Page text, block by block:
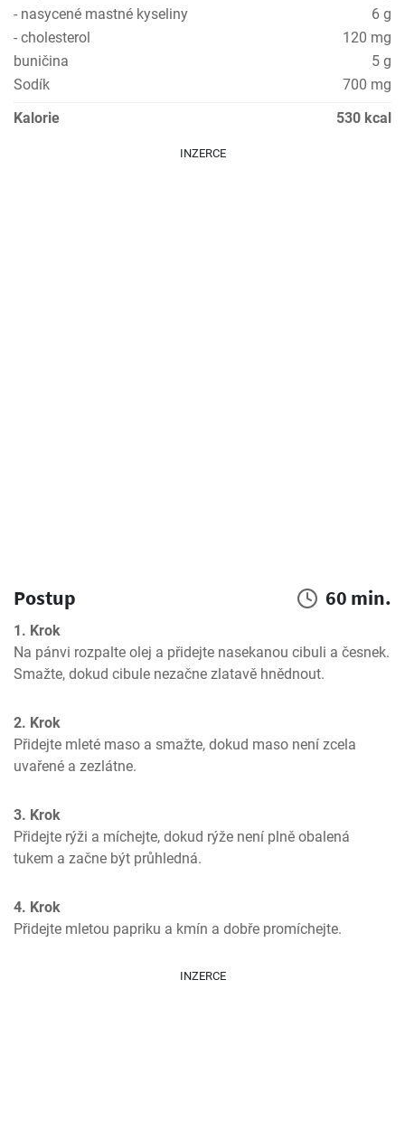
- nasycené mastné kyseliny
6 g
- cholesterol
120 mg
buničina
5 g
Sodík
700 mg
Kalorie
530 kcal
INZERCE
Postup 60 min.
1. Krok
Na pánvi rozpalte olej a přidejte nasekanou cibuli a česnek.
Smažte, dokud cibule nezačne zlatavě hnědnout.
2. Krok
Přidejte mleté maso a smažte, dokud maso není zcela
uvařené a zezlátne.
3. Krok
Přidejte rýži a míchejte, dokud rýže není plně obalená
tukem a začne být průhledná.
4. Krok
Přidejte mletou papriku a kmín a dobře promíchejte.
INZERCE